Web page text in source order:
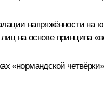
напряжённости на
на основе принципа
«нормандской